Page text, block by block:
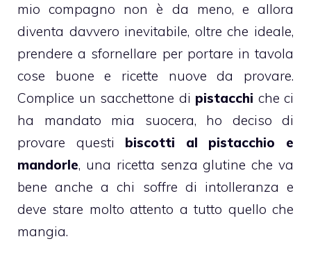
mio compagno non è da meno, e allora
diventa davvero inevitabile, oltre che ideale,
prendere a sfornellare per portare in tavola
cose buone e ricette nuove da provare.
Complice un sacchettone di pistacchi che ci
ha mandato mia suocera, ho deciso di
provare questi biscotti al pistacchio e
mandorle, una ricetta senza glutine che va
bene anche a chi soffre di intolleranza e
deve stare molto attento a tutto quello che
mangia.